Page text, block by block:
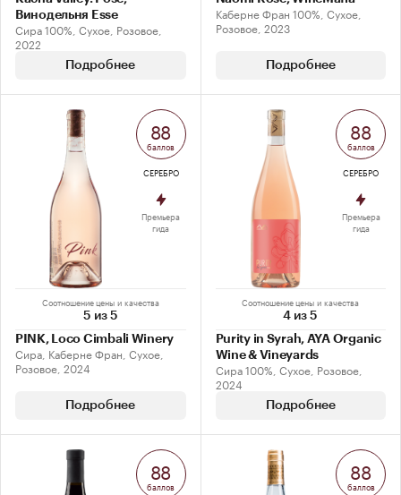
Винодельня Esse
Сира 100%, Сухое, Розовое,
2022
Подробнее
Каберне Фран 100%, Сухое,
Розовое, 2023
Подробнее
Соотношение цены и качества
5 из 5
PINK, Loco Cimbali Winery
Сира, Каберне Фран, Сухое,
Розовое, 2024
Подробнее
88
баллов
СЕРЕБРО
Премьера
гида
Соотношение цены и качества
4 из 5
Purity in Syrah, AYA Organic
Wine & Vineyards
Сира 100%, Сухое, Розовое,
2024
Подробнее
88
баллов
СЕРЕБРО
Премьера
гида
88
баллов
88
баллов